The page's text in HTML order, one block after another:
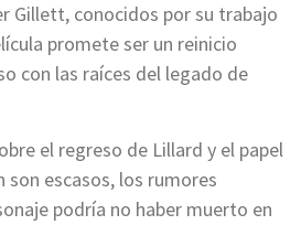
Gillett, conocidos por su trabajo
promete ser un reinicio
con las raíces del legado de
el regreso de Lillard y el papel
son escasos, los rumores
podría no haber muerto en